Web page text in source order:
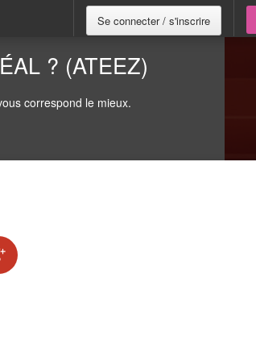
Se connecter / s'inscrire
? (ATEEZ)
correspond le mieux.